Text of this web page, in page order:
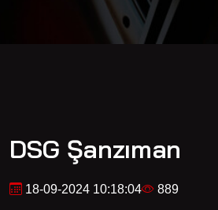
DSG Şanzıman
18-09-2024 10:18:04 889